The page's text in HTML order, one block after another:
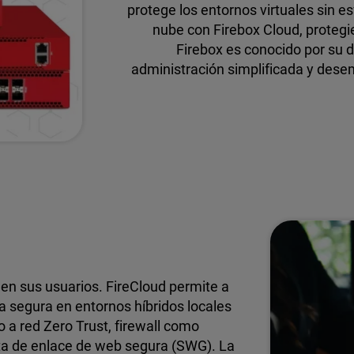
protege los entornos virtuales sin
nube con Firebox Cloud,
Firebox es conocido por su
administración simplificada y
sus usuarios. FireCloud permite a
en entornos híbridos locales
a red Zero Trust, firewall como
de enlace de web segura (SWG). La